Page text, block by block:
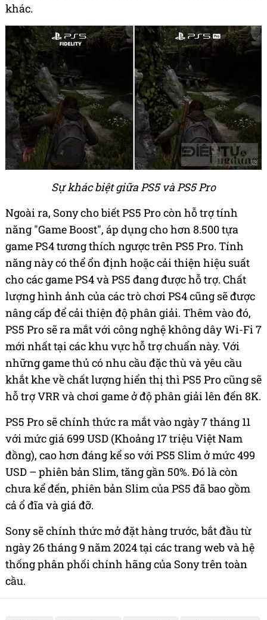
khác.
Sự khác biệt giữa PS5 và PS5 Pro
Ngoài ra, Sony cho biết PS5 Pro còn hỗ trợ tính
năng "Game Boost", áp dụng cho hơn 8.500 tựa
game PS4 tương thích ngược trên PS5 Pro. Tính
năng này có thể ổn định hoặc cải thiện hiệu suất
cho các game PS4 và PS5 đang được hỗ trợ. Chất
lượng hình ảnh của các trò chơi PS4 cũng sẽ được
nâng cấp để cải thiện độ phân giải. Thêm vào đó,
PS5 Pro sẽ ra mắt với công nghệ không dây Wi-Fi 7
mới nhất tại các khu vực hỗ trợ chuẩn này. Với
những game thủ có nhu cầu đặc thù và yêu cầu
khắt khe về chất lượng hiển thị thì PS5 Pro cũng sẽ
hỗ trợ VRR và chơi game ở độ phân giải lên đến 8K.
PS5 Pro sẽ chính thức ra mắt vào ngày 7 tháng 11
với mức giá 699 USD (Khoảng 17 triệu Việt Nam
đồng), cao hơn đáng kể so với PS5 Slim ở mức 499
USD – phiên bản Slim, tăng gần 50%. Đó là còn
chưa kể đến, phiên bản Slim của PS5 đã bao gồm
cả ổ đĩa và giá đỡ.
Sony sẽ chính thức mở đặt hàng trước, bắt đầu từ
ngày 26 tháng 9 năm 2024 tại các trang web và hệ
thống phân phối chính hãng của Sony trên toàn
cầu.